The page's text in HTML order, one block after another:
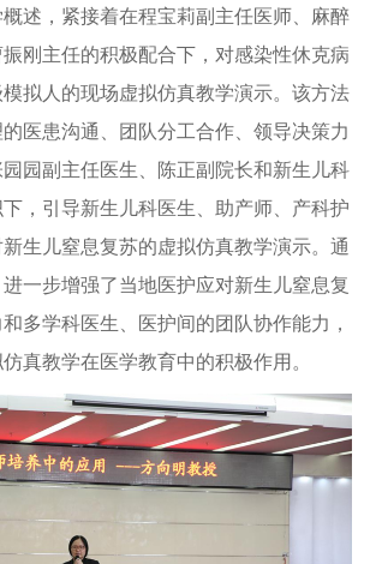
述，紧接着在程宝莉副主任医师、麻醉
刚主任的积极配合下，对感染性休克病
拟人的现场虚拟仿真教学演示。该方法
医患沟通、团队分工合作、领导决策力
园副主任医生、陈正副院长和新生儿科
，引导新生儿科医生、助产师、产科护
生儿窒息复苏的虚拟仿真教学演示。通
一步增强了当地医护应对新生儿窒息复
多学科医生、医护间的团队协作能力，
真教学在医学教育中的积极作用。